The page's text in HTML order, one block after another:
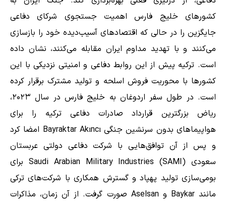
کشورهای خلیج فارس اهمیت جستجوی شرکای دفاعی
جایگزین را در حالی که اقتصادهای آسیب‌دیده خود را بازسازی
می‌کنند و با تهدید مداوم ایران مقابله می‌کنند، نشان داده
است. ترکیه پیش از این روابط دفاعی و امنیتی نزدیکی با این
کشورها با محوریت فروش اسلحه و تولید مشترک برقرار کرده
است. در طول سفر اردوغان به خلیج فارس در سال ۲۰۲۳،
ریاض بزرگترین قرارداد صادرات دفاعی ترکیه را برای
هواپیماهای بدون سرنشین جنگی Bayraktar Akıncı امضا کرد
و پس از آن توافق‌هایی با شرکت دفاعی دولتی عربستان
سعودی Saudi Arabian Military Industries (SAMI) برای
بومی‌سازی تولید پهپاد و گسترش همکاری با شرکت‌های ترکی
مانند Baykar و Aselsan صورت گرفت. از آن زمان، مذاکرات